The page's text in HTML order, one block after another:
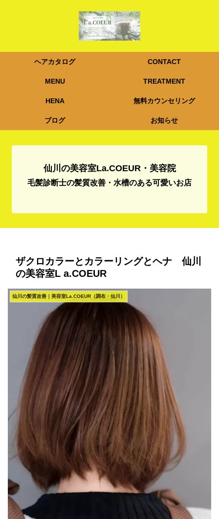
ヘアカタログ CONTACT
MENU TREATMENT
HENA 無料カウンセリング
ブログ お知らせ
仙川の美容室La.COEUR・美容院
毛髪診断士の髪質改善・水槽のある可愛いお店
ザクロカラーとカラーリングとヘナ 仙川
の美容室L a.COEUR
仙川の髪質改善｜美容室La.COEUR（調布・仙川）